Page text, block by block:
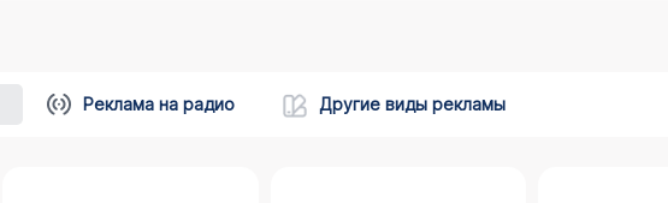
Реклама на радио Другие виды рекламы